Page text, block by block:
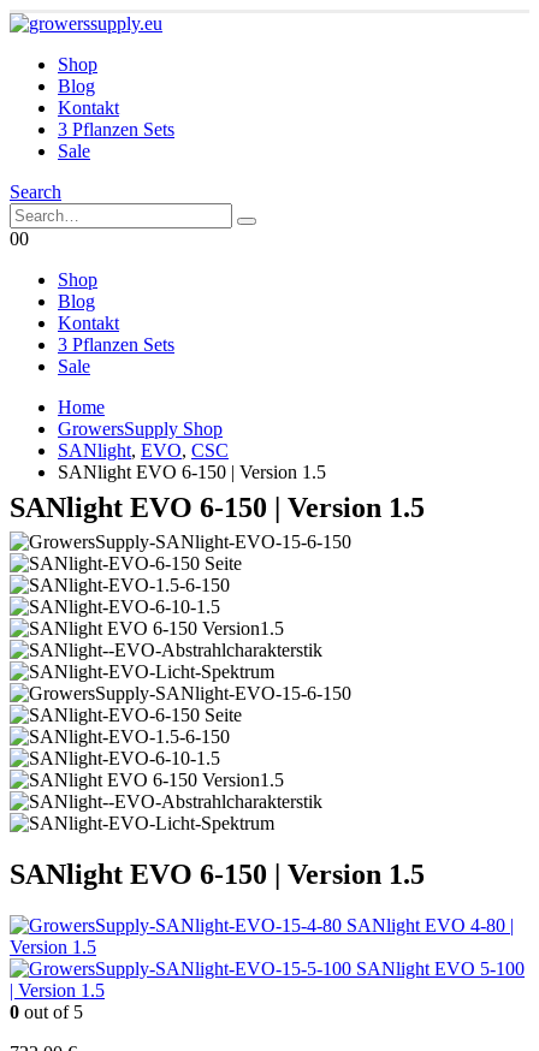
Shop
Blog
Kontakt
3 Pflanzen Sets
Sale
Search
00
Shop
Blog
Kontakt
3 Pflanzen Sets
Sale
Home
GrowersSupply Shop
SANlight, EVO, CSC
SANlight EVO 6-150 | Version 1.5
SANlight EVO 6-150 | Version 1.5
SANlight EVO 6-150 | Version 1.5
SANlight EVO 4-80 |
Version 1.5
SANlight EVO 5-100
| Version 1.5
0 out of 5